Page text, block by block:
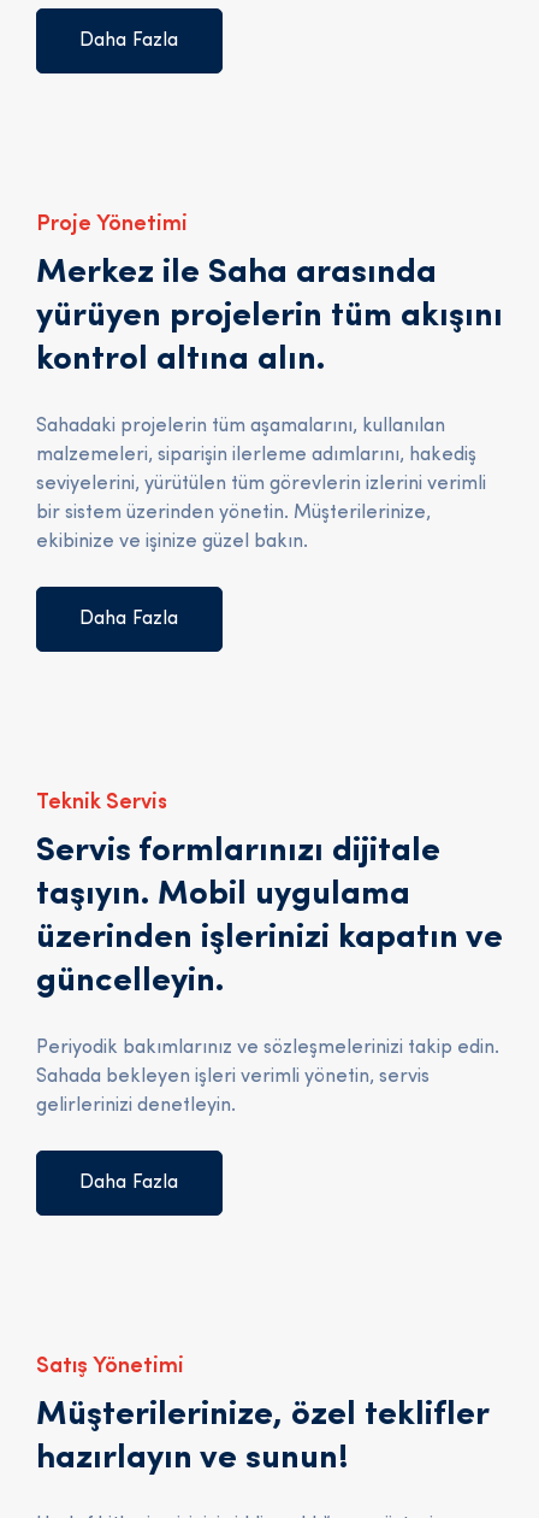
Daha Fazla
Proje Yönetimi
Merkez ile Saha arasında
yürüyen projelerin tüm akışını
kontrol altına alın.
Sahadaki projelerin tüm aşamalarını, kullanılan
malzemeleri, siparişin ilerleme adımlarını, hakediş
seviyelerini, yürütülen tüm görevlerin izlerini verimli
bir sistem üzerinden yönetin. Müşterilerinize,
ekibinize ve işinize güzel bakın.
Daha Fazla
Teknik Servis
Servis formlarınızı dijitale
taşıyın. Mobil uygulama
üzerinden işlerinizi kapatın ve
güncelleyin.
Periyodik bakımlarınız ve sözleşmelerinizi takip edin.
Sahada bekleyen işleri verimli yönetin, servis
gelirlerinizi denetleyin.
Daha Fazla
Satış Yönetimi
Müşterilerinize, özel teklifler
hazırlayın ve sunun!